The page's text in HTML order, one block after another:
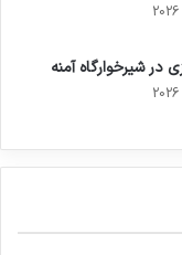
شیرخوارگاه آمنه